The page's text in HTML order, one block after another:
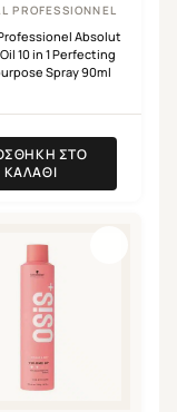
PROFESSIONNEL
Professionel Absolut
10 in 1 Perfecting
Spray 90ml
ΣΤΟ
ΚΑΛΆΘΙ